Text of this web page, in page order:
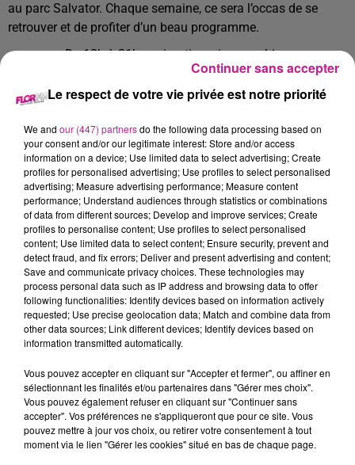
au parc Salvator. Chaque semaine, ce sera l’occas de se
retrouver et de profiter d’un beau programme.
De 18h à 21h : animations, jeux, ambiance
À partir de 19h30 : concerts ou spectacles
📅 : Chaque jeudi à partir de 18h
📍 : Parc Salvator Mulhouse
L’événement est gratuit.
Attention : Le jeudi 9 juillet rendez-vous sur la Promenade
des 4 saisons pour un jeudi du parc délocalisé en raison de
Scènes de rues.
Afterwork à Colmar ce soir :
RDV au Mannala Pils ce soir! L'incontournable bar du centre
réduits, d’amuse bouches, des tartes flambées et d’un
concert Live by Nico !Il y a toujours une belle ambiance au
Mannala Pils. Emeline, Fabrizio et toute l’équipe vous
attendent nombreux ce soir !
Le respect de votre vie privée est notre priorité
We and our (447) partnersdo the following data processing based on
your consent and/or our legitimate interest: Store and/or access
information on a device; Use limited data to select advertising; Create
profiles for personalised advertising; Use profiles to select personalised
advertising; Measure advertising performance; Measure content
performance; Understand audiences through statistics or combinations
of data from different sources; Develop and improve services; Create
profiles to personalise content; Use profiles to select personalised
content; Use limited data to select content; Ensure security, prevent and
detect fraud, and fix errors; Deliver and present advertising and content;
Save and communicate privacy choices. These technologies may
process personal data such as IP address and browsing data to offer
following functionalities: Identify devices based on information actively
requested; Use precise geolocation data; Match and combine data from
other data sources; Link different devices; Identify devices based on
information transmitted automatically.
Vous pouvez accepter en cliquant sur "Accepter et fermer", ou affiner en
sélectionnant les finalités et/ou partenaires dans "Gérer mes choix".
Vous pouvez également refuser en cliquant sur "Continuer sans
accepter". Vos préférences ne s'appliqueront que pour ce site. Vous
pouvez mettre à jour vos choix, ou retirer votre consentement à tout
moment via le lien "Gérer les cookies" situé en bas de chaque page.
Continuer sans accepter